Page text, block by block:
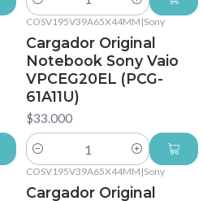
Cantidad
COSV195V39A65X44MM |Sony
Cargador Original
Notebook Sony Vaio
VPCEG20EL (PCG-
61A11U)
$33.000
Cantidad
COSV195V39A65X44MM |Sony
Cargador Original